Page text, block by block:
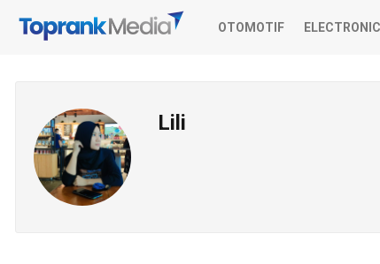
OTOMOTIF ELECTRONIC
Lili